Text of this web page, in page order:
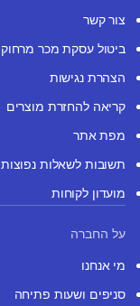
צור קשר
ביטול עסקת מכר מרחוק
הצהרת נגישות
קריאה להחזרת מוצרים
מפת אתר
תשובות לשאלות נפוצות
מועדון לקוחות
על החברה
מי אנחנו
סניפים ושעות פתיחה